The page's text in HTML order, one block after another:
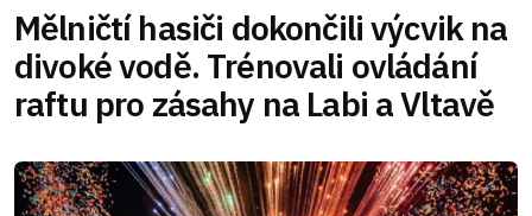
Mělničtí hasiči dokončili výcvik na
divoké vodě. Trénovali ovládání
raftu pro zásahy na Labi a Vltavě